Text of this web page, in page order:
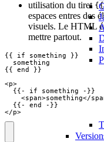
utilisation du tiret
espaces entres des
visuels. Le HTML
mettre partout.
{{ if something }}
  something
{{ end }}
<p>
  {{- if something -}}
<span>something</
  {{- end -}}
</p>